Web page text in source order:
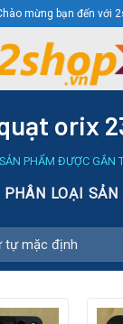
mừng bạn đến với
orix
SẢN PHẨM ĐƯỢC GẮN
PHÂN LOẠI SẢN